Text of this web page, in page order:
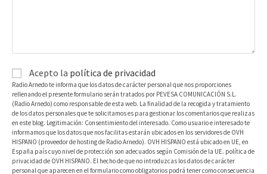
Acepto la política de privacidad
Radio Arnedo te informa que los datos de carácter personal que nos proporciones
rellenando el presente formulario serán tratados por PEVESA COMUNICACIÓN S.L.
(Radio Arnedo) como responsable de esta web. La finalidad de la recogida y tratamiento
de los datos personales que te solicitamos es para gestionar los comentarios que realizas
en este blog. Legitimación: Consentimiento del interesado. Como usuario e interesado te
informamos que los datos que nos facilitas estarán ubicados en los servidores de OVH
HISPANO (proveedor de hosting de Radio Arnedo). OVH HISPANO está ubicado en UE, en
España país cuyo nivel de protección son adecuados según Comisión de la UE. política de
privacidad de OVH HISPANO. El hecho de que no introduzcas los datos de carácter
personal que aparecen en el formulario como obligatorios podrá tener como consecuencia